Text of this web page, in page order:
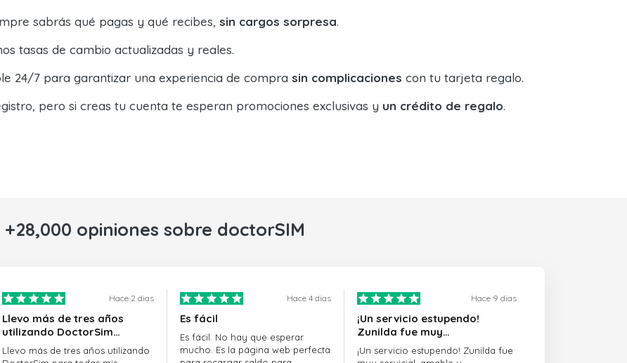
sabrás qué pagas y qué recibes, sin cargos sorpresa.
tasas de cambio actualizadas y reales.
24/7 para garantizar una experiencia de compra sin complicaciones con tu tarjeta regalo.
pero si creas tu cuenta te esperan promociones exclusivas y un crédito de regalo.
+28,000 opiniones sobre doctorSIM
Hace 2 dias
Llevo más de tres años
utilizando DoctorSim…
Llevo más de tres años utilizando
Hace 4 dias
Es fácil
Es fácil. No hay que esperar
mucho. Es la página web perfecta
Hace 9 dias
¡Un servicio estupendo!
Zunilda fue muy…
¡Un servicio estupendo! Zunilda fue